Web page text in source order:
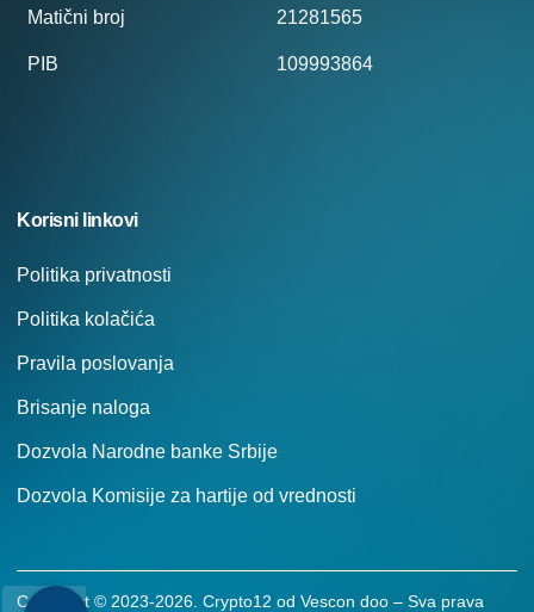
Matični broj 21281565
PIB 109993864
Korisni linkovi
Politika privatnosti
Politika kolačića
Pravila poslovanja
Brisanje naloga
Dozvola Narodne banke Srbije
Dozvola Komisije za hartije od vrednosti
Copyright © 2023-2026. Crypto12 od Vescon doo – Sva prava